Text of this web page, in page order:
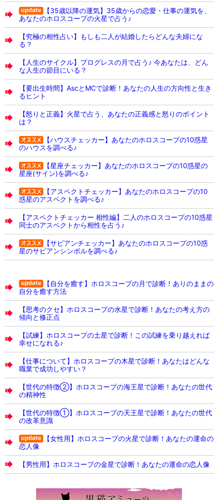
【35歳以降の運気】35歳からの恋愛・仕事の運気を、
あなたのホロスコープの火星で占う♪
【究極の相性占い】もしも二人が結婚したらどんな夫婦にな
る？
【人生のサイクル】プログレスの月で占う♪ 今あなたは、どん
な人生の節目にいる？
【要出生時間】AscとMCで診断！あなたの人生の方向性と生き
るヒント
【怒りと正義】火星で占う、あなたの正義感と怒りのポイント
は？
【ハウスチェッカー】あなたのホロスコープの10惑星
のハウスを調べる♪
【星座チェッカー】あなたのホロスコープの10惑星の
星座(サイン)を調べる♪
【アスペクトチェッカー】あなたのホロスコープの10
惑星のアスペクトを調べる♪
【アスペクトチェッカー 相性編】二人のホロスコープの10惑星
同士のアスペクトから相性を占う♪
【サビアンチェッカー】あなたのホロスコープの10惑
星のサビアンシンボルを調べる♪
【自分を癒す】ホロスコープの月で診断！ありのままの
自分を癒す方法
【思考のクセ】ホロスコープの水星で診断！あなたの考え方の
傾向と修正点
【試練】ホロスコープの土星で診断！この試練を乗り越えれば
幸せになれる♪
【仕事について】ホロスコープの木星で診断！あなたはどんな
職業で成功しやすい？
【世代の特徴②】ホロスコープの海王星で診断！あなたの世代
の精神性
【世代の特徴①】ホロスコープの天王星で診断！あなたの世代
の改革意識
【女性用】ホロスコープの火星で診断！あなたの運命の
恋人像
【男性用】ホロスコープの金星で診断！あなたの運命の恋人像